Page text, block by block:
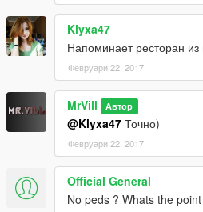
Klyxa47
Напоминает ресторан из
Февруари 22, 2017
MrVill Автор
@Klyxa47 Точно)
Февруари 22, 2017
Official General
No peds ? Whats the